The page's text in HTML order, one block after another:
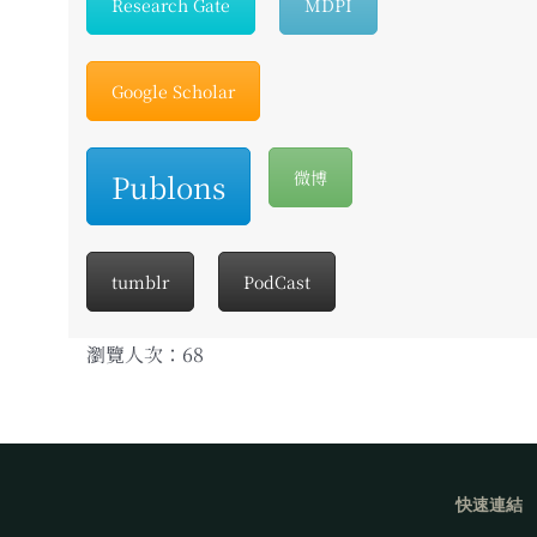
Research Gate MDPI
Google Scholar
Publons 微博
tumblr PodCast
瀏覽人次：68
快速連結